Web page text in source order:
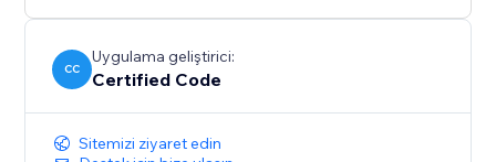
CC
Uygulama geliştirici:
Certified Code
Sitemizi ziyaret edin